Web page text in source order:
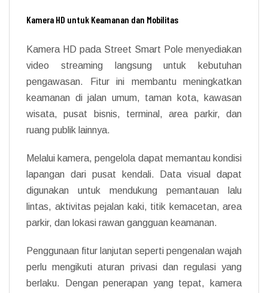
Kamera HD untuk Keamanan dan Mobilitas
Kamera HD pada Street Smart Pole menyediakan
video streaming langsung untuk kebutuhan
pengawasan. Fitur ini membantu meningkatkan
keamanan di jalan umum, taman kota, kawasan
wisata, pusat bisnis, terminal, area parkir, dan
ruang publik lainnya.
Melalui kamera, pengelola dapat memantau kondisi
lapangan dari pusat kendali. Data visual dapat
digunakan untuk mendukung pemantauan lalu
lintas, aktivitas pejalan kaki, titik kemacetan, area
parkir, dan lokasi rawan gangguan keamanan.
Penggunaan fitur lanjutan seperti pengenalan wajah
perlu mengikuti aturan privasi dan regulasi yang
berlaku. Dengan penerapan yang tepat, kamera